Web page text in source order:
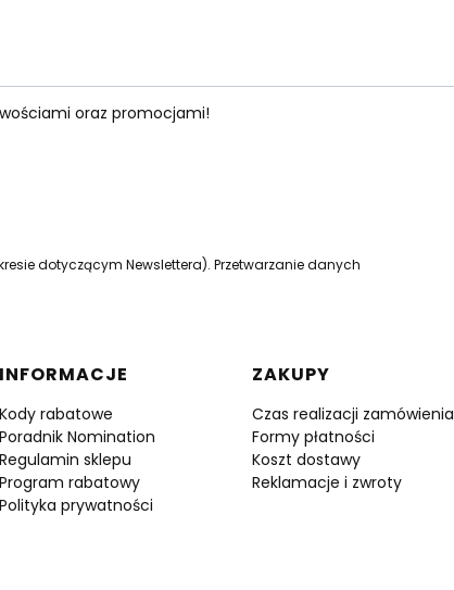
oraz promocjami!
dotyczącym Newslettera). Przetwarzanie danych
Linki w stopce
INFORMACJE
Kody rabatowe
Poradnik Nomination
Regulamin sklepu
Program rabatowy
Polityka prywatności
ZAKUPY
Czas realizacji zamówienia
Formy płatności
Koszt dostawy
Reklamacje i zwroty